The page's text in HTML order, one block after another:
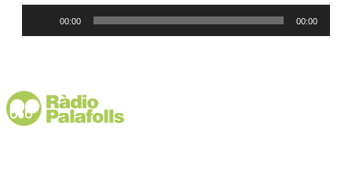
00:00 00:00